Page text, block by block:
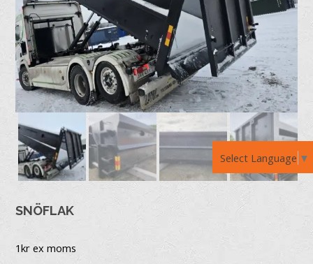
Select Language ▼
SNÖFLAK
1kr ex moms